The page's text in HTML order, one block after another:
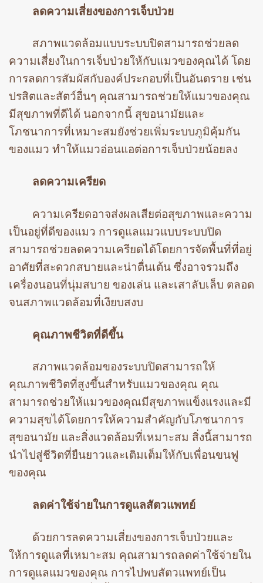
ลดความเสี่ยงของการเจ็บป่วย
สภาพแวดล้อมแบบระบบปิดสามารถช่วยลด
ความเสี่ยงในการเจ็บป่วยให้กับแมวของคุณได้ โดย
การลดการสัมผัสกับองค์ประกอบที่เป็นอันตราย เช่น
ปรสิตและสัตว์อื่นๆ คุณสามารถช่วยให้แมวของคุณ
มีสุขภาพที่ดีได้ นอกจากนี้ สุขอนามัยและ
โภชนาการที่เหมาะสมยังช่วยเพิ่มระบบภูมิคุ้มกัน
ของแมว ทำให้แมวอ่อนแอต่อการเจ็บป่วยน้อยลง
ลดความเครียด
ความเครียดอาจส่งผลเสียต่อสุขภาพและความ
เป็นอยู่ที่ดีของแมว การดูแลแมวแบบระบบปิด
สามารถช่วยลดความเครียดได้โดยการจัดพื้นที่ที่อยู่
อาศัยที่สะดวกสบายและน่าตื่นเต้น ซึ่งอาจรวมถึง
เครื่องนอนที่นุ่มสบาย ของเล่น และเสาลับเล็บ ตลอด
จนสภาพแวดล้อมที่เงียบสงบ
คุณภาพชีวิตที่ดีขึ้น
สภาพแวดล้อมของระบบปิดสามารถให้
คุณภาพชีวิตที่สูงขึ้นสำหรับแมวของคุณ คุณ
สามารถช่วยให้แมวของคุณมีสุขภาพแข็งแรงและมี
ความสุขได้โดยการให้ความสำคัญกับโภชนาการ
สุขอนามัย และสิ่งแวดล้อมที่เหมาะสม สิ่งนี้สามารถ
นำไปสู่ชีวิตที่ยืนยาวและเติมเต็มให้กับเพื่อนขนฟู
ของคุณ
ลดค่าใช้จ่ายในการดูแลสัตวแพทย์
ด้วยการลดความเสี่ยงของการเจ็บป่วยและ
ให้การดูแลที่เหมาะสม คุณสามารถลดค่าใช้จ่ายใน
การดูแลแมวของคุณ การไปพบสัตวแพทย์เป็น